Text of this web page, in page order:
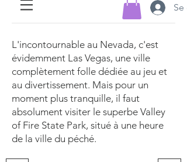
Se
L'incontournable au Nevada, c'est
évidemment Las Vegas, une ville
complètement folle dédiée au jeu et
au divertissement. Mais pour un
moment plus tranquille, il faut
absolument visiter le superbe Valley
of Fire State Park, situé à une heure
de la ville du péché.